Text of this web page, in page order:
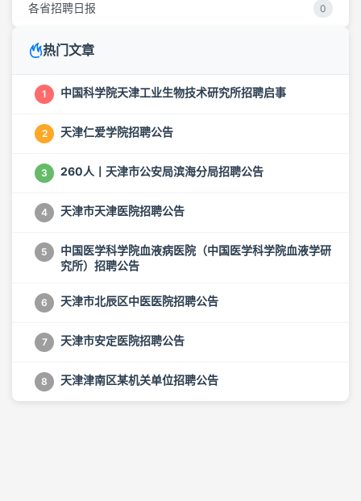
各省招聘日报 0
热门文章
1 中国科学院天津工业生物技术研究所招聘启事
2 天津仁爱学院招聘公告
3 260人丨天津市公安局滨海分局招聘公告
4 天津市天津医院招聘公告
5
中国医学科学院血液病医院（中国医学科学院血液学研
究所）招聘公告
6 天津市北辰区中医医院招聘公告
7 天津市安定医院招聘公告
8 天津津南区某机关单位招聘公告